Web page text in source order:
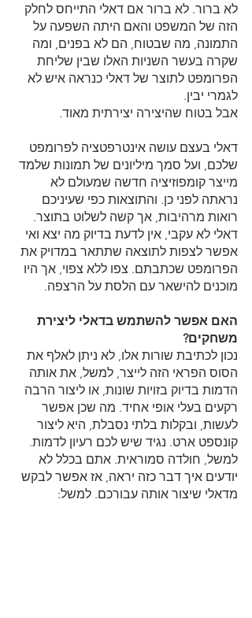
לא ברור. לא ברור אם דאלי התייחס לחלק
הזה של המשפט והאם היתה השפעה על
התמונה, מה שבטוח, הם לא בפנים, ומה
שקרה בעשר השניות האלו שבין שליחת
הפרומפט לתוצר של דאלי כנראה איש לא
לגמרי יבין.
אבל בטוח שהיצירה יצירתית מאוד.
דאלי בעצם עושה אינטרפטציה לפרומפט
שלכם, ועל סמך מיליונים של תמונות שלמד
מייצר קומפוזיציה חדשה שמעולם לא
נראתה לפני כן. והתוצאות כפי שעיניכם
רואות מרהיבות, אך קשה לשלוט בתוצר.
דאלי לא עקבי, אין לדעת בדיוק מה יצא ואי
אפשר לצפות לתוצאה שתתאר במדויק את
הפרומפט שכתבתם. צפו ללא צפוי, אך היו
מוכנים להישאר עם הלסת על הרצפה.
האם אפשר להשתמש בדאלי ליצירת
משחקים?
נכון לכתיבת שורות אלו, לא ניתן לאלף את
הסוס הפראי הזה לייצר, למשל, את אותה
הדמות בדיוק בזויות שונות, או ליצור הרבה
רקעים בעלי אופי אחיד. מה שכן אפשר
לעשות, ובקלות בלתי נסבלת, היא ליצור
קונספט ארט. נגיד שיש לכם רעיון לדמות.
למשל, חולדה סמוראית. אתם בכלל לא
יודעים איך דבר כזה יראה, אז אפשר לבקש
מדאלי שיצור אותה עבורכם. למשל: